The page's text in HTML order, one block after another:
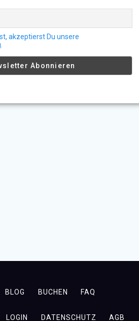
akzeptierst Du unsere
BLOG BUCHEN FAQ
LOGIN DATENSCHUTZ AGB